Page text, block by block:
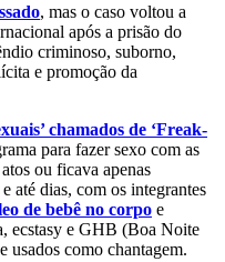
, mas o caso voltou a
após a prisão do
criminoso, suborno,
e promoção da
chamados de ‘Freak-
para fazer sexo com as
ou ficava apenas
até dias, com os integrantes
de bebê no corpo e
ecstasy e GHB (Boa Noite
usados como chantagem.